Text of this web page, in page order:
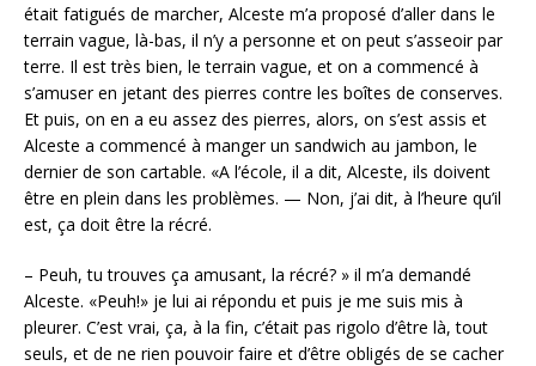
était fatigués de marcher, Alceste m’a proposé d’aller dans le
terrain vague, là-bas, il n’y a personne et on peut s’asseoir par
terre. Il est très bien, le terrain vague, et on a commencé à
s’amuser en jetant des pierres contre les boîtes de conserves.
Et puis, on en a eu assez des pierres, alors, on s’est assis et
Alceste a commencé à manger un sandwich au jambon, le
dernier de son cartable. «A l’école, il a dit, Alceste, ils doivent
être en plein dans les problèmes. — Non, j’ai dit, à l’heure qu’il
est, ça doit être la récré.
– Peuh, tu trouves ça amusant, la récré? » il m’a demandé
Alceste. «Peuh!» je lui ai répondu et puis je me suis mis à
pleurer. C’est vrai, ça, à la fin, c’était pas rigolo d’être là, tout
seuls, et de ne rien pouvoir faire et d’être obligés de se cacher